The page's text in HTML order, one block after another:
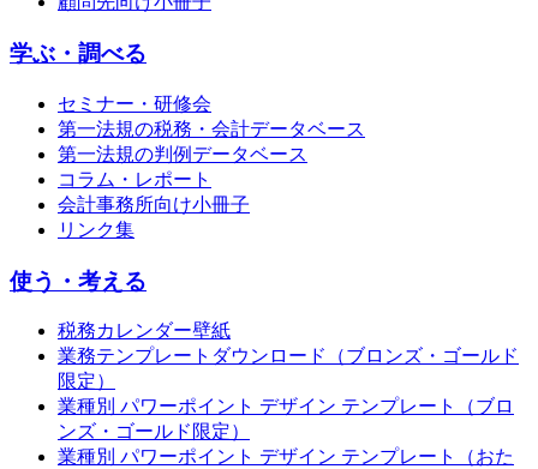
学ぶ・調べる
セミナー・研修会
第一法規の税務・会計データベース
第一法規の判例データベース
コラム・レポート
会計事務所向け小冊子
リンク集
使う・考える
税務カレンダー壁紙
業務テンプレートダウンロード（ブロンズ・ゴールド
限定）
業種別 パワーポイント デザイン テンプレート（ブロ
ンズ・ゴールド限定）
業種別 パワーポイント デザイン テンプレート（おた